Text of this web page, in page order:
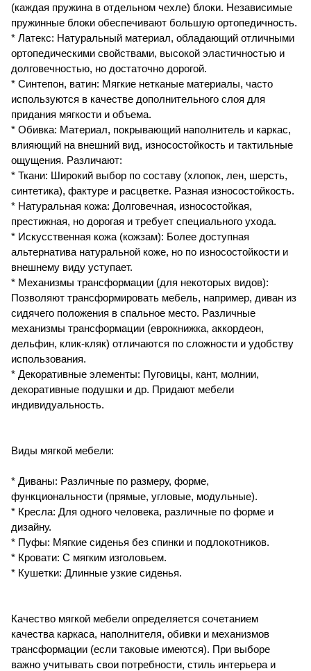
(каждая пружина в отдельном чехле) блоки. Независимые
пружинные блоки обеспечивают большую ортопедичность.
* Латекс: Натуральный материал, обладающий отличными
ортопедическими свойствами, высокой эластичностью и
долговечностью, но достаточно дорогой.
* Синтепон, ватин: Мягкие нетканые материалы, часто
используются в качестве дополнительного слоя для
придания мягкости и объема.
* Обивка: Материал, покрывающий наполнитель и каркас,
влияющий на внешний вид, износостойкость и тактильные
ощущения. Различают:
* Ткани: Широкий выбор по составу (хлопок, лен, шерсть,
синтетика), фактуре и расцветке. Разная износостойкость.
* Натуральная кожа: Долговечная, износостойкая,
престижная, но дорогая и требует специального ухода.
* Искусственная кожа (кожзам): Более доступная
альтернатива натуральной коже, но по износостойкости и
внешнему виду уступает.
* Механизмы трансформации (для некоторых видов):
Позволяют трансформировать мебель, например, диван из
сидячего положения в спальное место. Различные
механизмы трансформации (еврокнижка, аккордеон,
дельфин, клик-кляк) отличаются по сложности и удобству
использования.
* Декоративные элементы: Пуговицы, кант, молнии,
декоративные подушки и др. Придают мебели
индивидуальность.
Виды мягкой мебели:
* Диваны: Различные по размеру, форме,
функциональности (прямые, угловые, модульные).
* Кресла: Для одного человека, различные по форме и
дизайну.
* Пуфы: Мягкие сиденья без спинки и подлокотников.
* Кровати: С мягким изголовьем.
* Кушетки: Длинные узкие сиденья.
Качество мягкой мебели определяется сочетанием
качества каркаса, наполнителя, обивки и механизмов
трансформации (если таковые имеются). При выборе
важно учитывать свои потребности, стиль интерьера и